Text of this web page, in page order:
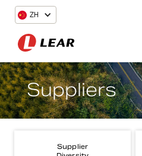
ZH
Suppliers
Supplier